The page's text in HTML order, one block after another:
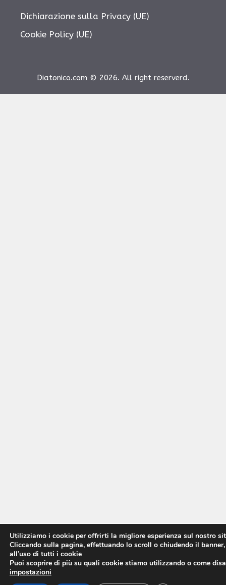
Dichiarazione sulla Privacy (UE)
Cookie Policy (UE)
Diatonico.com © 2026. All right reserverd.
Utilizziamo i cookie per offrirti la migliore esperienza sul nostro
Cliccando sulla pagina, effettuando lo scroll o chiudendo il
all’uso di tutti i cookie
Puoi scoprire di più su quali cookie stiamo utilizzando o come
impostazioni